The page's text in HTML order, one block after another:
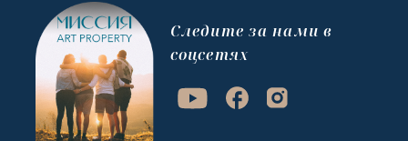
Cледите за нами в
соцсетях